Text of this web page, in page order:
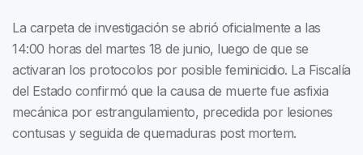
La carpeta de investigación se abrió oficialmente a las
14:00 horas del martes 18 de junio, luego de que se
activaran los protocolos por posible feminicidio. La Fiscalía
del Estado confirmó que la causa de muerte fue asfixia
mecánica por estrangulamiento, precedida por lesiones
contusas y seguida de quemaduras post mortem.